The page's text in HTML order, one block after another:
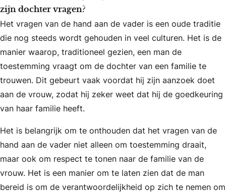
zijn dochter vragen?
Het vragen van de hand aan de vader is een oude traditie
die nog steeds wordt gehouden in veel culturen. Het is de
manier waarop, traditioneel gezien, een man de
toestemming vraagt om de dochter van een familie te
trouwen. Dit gebeurt vaak voordat hij zijn aanzoek doet
aan de vrouw, zodat hij zeker weet dat hij de goedkeuring
van haar familie heeft.
Het is belangrijk om te onthouden dat het vragen van de
hand aan de vader niet alleen om toestemming draait,
maar ook om respect te tonen naar de familie van de
vrouw. Het is een manier om te laten zien dat de man
bereid is om de verantwoordelijkheid op zich te nemen om